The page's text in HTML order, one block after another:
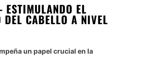
EL
DEL CABELLO A NIVEL
un papel crucial en la